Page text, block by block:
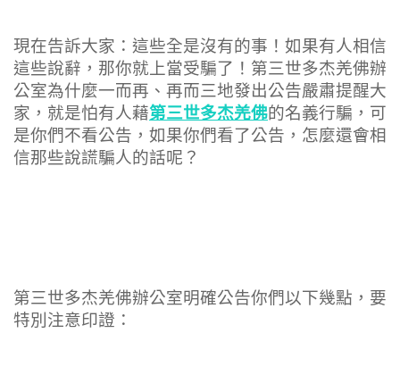
現在告訴大家：這些全是沒有的事！如果有人相信
這些說辭，那你就上當受騙了！第三世多杰羌佛辦
公室為什麼一而再、再而三地發出公告嚴肅提醒大
家，就是怕有人藉第三世多杰羌佛的名義行騙，可
是你們不看公告，如果你們看了公告，怎麼還會相
信那些說謊騙人的話呢？
第三世多杰羌佛辦公室明確公告你們以下幾點，要
特別注意印證：